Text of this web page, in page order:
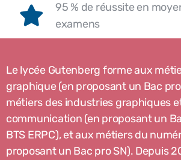
95 % de réussite en
examens
Le lycée Gutenberg forme aux
graphique (en proposant un Bac
métiers des industries graphiques
communication (en proposant un
BTS ERPC), et aux métiers du
proposant un Bac pro SN). Depuis